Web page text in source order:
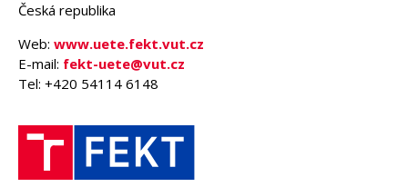
Česká republika
Web: www.uete.fekt.vut.cz
E-mail: fekt-uete@vut.cz
Tel: +420 54114 6148